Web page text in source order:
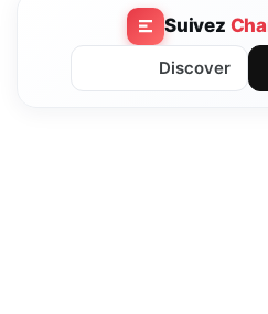
Suivez
Discover